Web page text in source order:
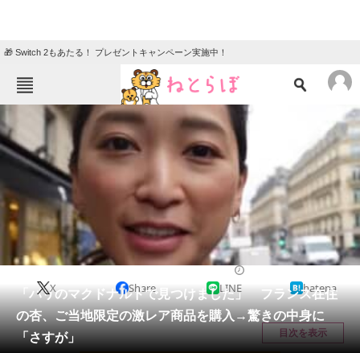
🎁 Switch 2もあたる！ プレゼントキャンペーン実施中！
ねとらぼメニュー
TOP ニュース
エンタメ クイズ
グルメ 地域
住まい 教育・育児
動物 リサーチ
会員記事
メディア
「パリのマクドナルドで見つけました」 フランス在住
の杏、ご当地限定の激レア商品を購入→驚きの中身に
「さすが」
X Share LINE hatena
目次を表示